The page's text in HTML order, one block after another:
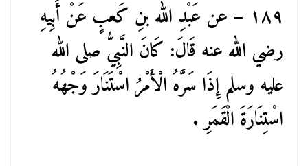
١٨٩ – عن عَبْدِ الله بنِ كَعبٍ عَنْ أَبِيهِ
رضي الله عنه قَالَ: كَانَ النَّبِيُّ صلى الله
عليه وسلم إِذَا سَرَّهُ الْأَمْرُ اسْتَنَارَ وَجْهُهُ
اسْتِنَارَةَ الْقَمَرِ .